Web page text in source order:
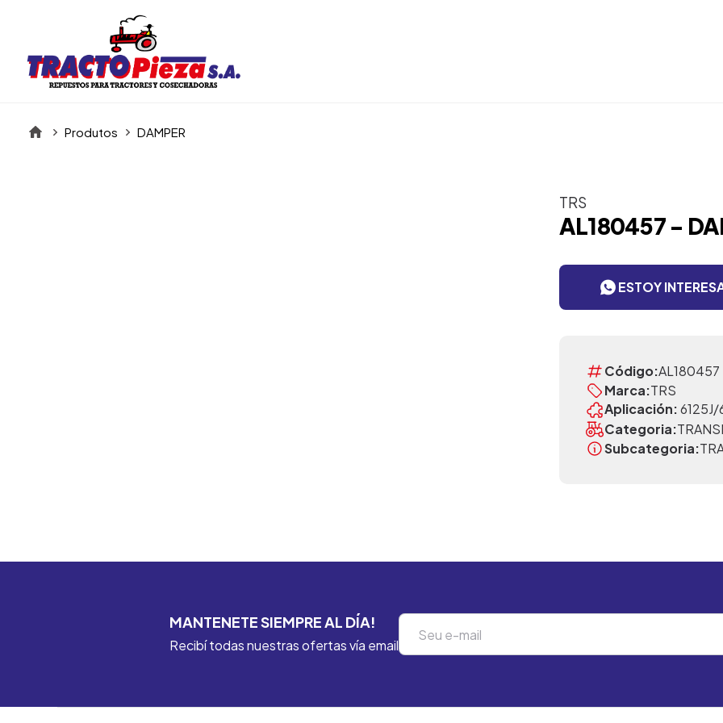
Produtos DAMPER
TRS
AL180457 -
ESTOY
Código:AL180457
Marca:TRS
Aplicación:6125J/
Categoria:
Subcategoria:
MANTENETE SIEMPRE AL DÍA!
Recibí todas nuestras ofertas vía email